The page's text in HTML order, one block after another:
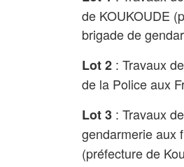
de KOUKOUDE
brigade de
Lot 2 : Travaux
de la Police aux
Lot 3 : Travaux
gendarmerie aux
(préfecture de